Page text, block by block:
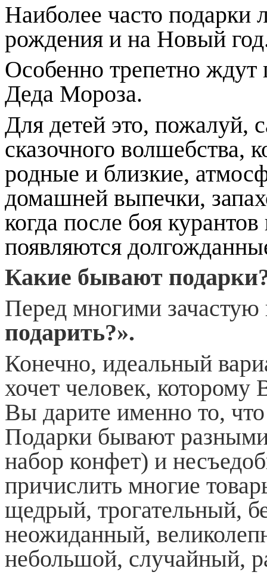
Наиболее часто подарки
рождения и на Новый
Особенно трепетно ждут
Деда Мороза.
Для детей это, пожалуй,
сказочного волшебства,
родные и близкие,
домашней выпечки,
когда после боя
появляются
Какие бывают
Перед многими зачастую
подарить?».
Конечно, идеальный
хочет человек, которому
Вы дарите именно то,
Подарки бывают
набор конфет) и
причислить многие
щедрый, трогательный,
неожиданный,
небольшой, случайный,